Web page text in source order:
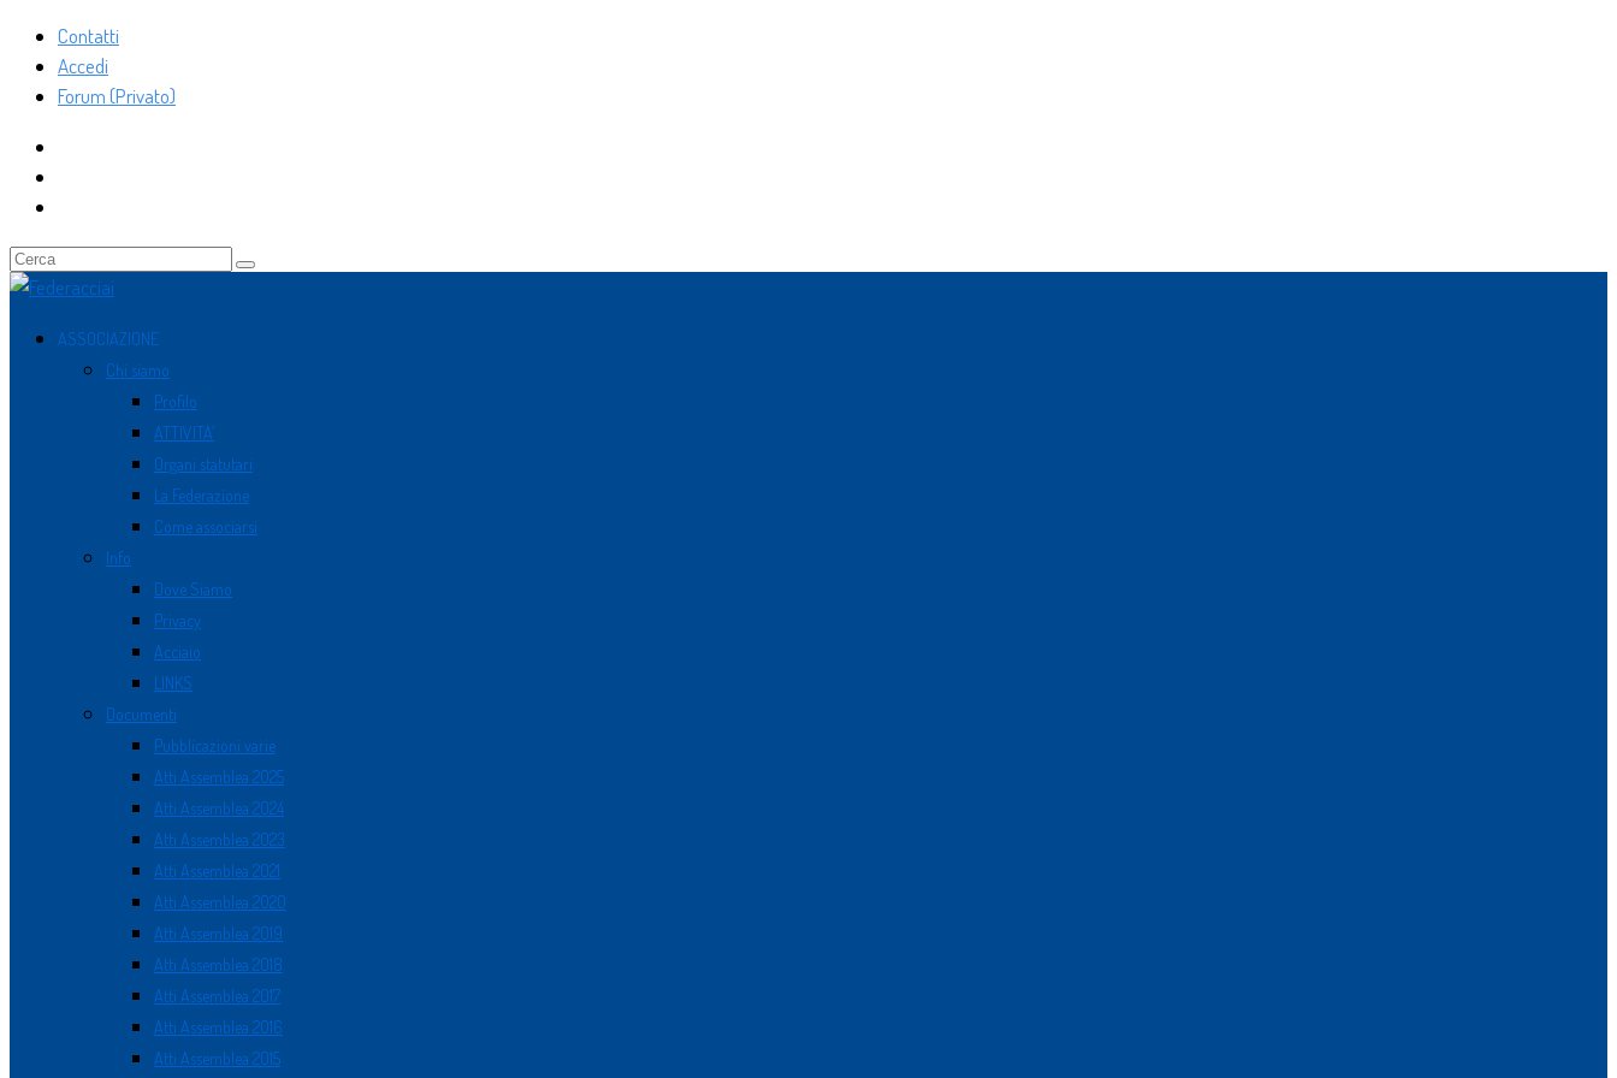
Contatti
Accedi
Forum (Privato)
ASSOCIAZIONE
Chi siamo
Profilo
ATTIVITA’
Organi statutari
La Federazione
Come associarsi
Info
Dove Siamo
Privacy
Acciaio
LINKS
Documenti
Pubblicazioni varie
Atti Assemblea 2025
Atti Assemblea 2024
Atti Assemblea 2023
Atti Assemblea 2021
Atti Assemblea 2020
Atti Assemblea 2019
Atti Assemblea 2018
Atti Assemblea 2017
Atti Assemblea 2016
Atti Assemblea 2015